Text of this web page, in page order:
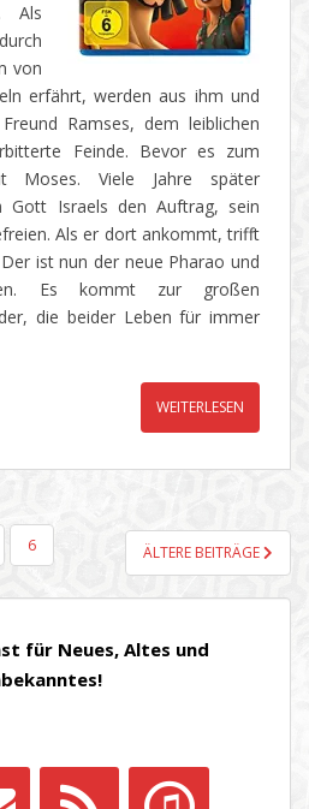
Als
von
erfährt, werden aus ihm und
Ramses, dem leiblichen
Feinde. Bevor es zum
Moses. Viele Jahre später
Gott Israels den Auftrag, sein
Als er dort ankommt, trifft
ist nun der neue Pharao und
Es kommt zur großen
die beider Leben für immer
WEITERLESEN
6 ÄLTERE BEITRÄGE
für Neues, Altes und